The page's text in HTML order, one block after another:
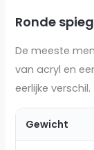
Ronde
De meeste
van acryl en
eerlijke verschil.
Gewicht